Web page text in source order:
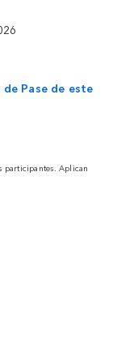
Pase de este
participantes. Aplican